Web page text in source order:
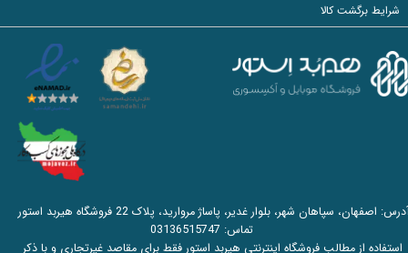
شرایط برگشت کالا
آدرس: اصفهان، سپاهان شهر، بلوار غدیر، پاساژ مروارید، پلاک 22 فروشگاه هیربد استور
تماس: 03136515747
استفاده از مطالب فروشگاه اینترنتی هیربد استور فقط برای مقاصد غیرتجاری و با ذکر